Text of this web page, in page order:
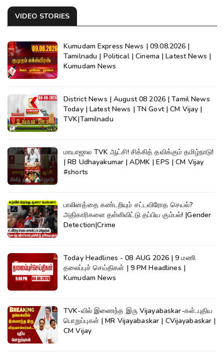
VIDEO STORIES
Kumudam Express News | 09.08.2026 |
Tamilnadu | Political | Cinema | Latest News |
Kumudam News
District News | August 08 2026 | Tamil News
Today | Latest News | TN Govt | CM Vijay |
TVK|Tamilnadu
மாயாஜால TVK ஆட்சி! சிக்கித் தவிக்கும் தமிழ்நாடு!
| RB Udhayakumar | ADMK | EPS | CM Vijay
#shorts
பாலினத்தை கண்டறியும் சட்டவிரோத செயல்?
அதிகாரிகளை தள்ளிவிட்டு தப்பிய கும்பல்! |Gender
Detection|Crime
Today Headlines - 08 AUG 2026 | 9 மணி
தலைப்புச் செய்திகள் | 9 PM Headlines |
Kumudam News
TVK-வில் இணைந்த இரு Vijayabaskar-கள்..புதிய
பொறுப்புகள் | MR Vijayabaskar | CVijayabaskar |
CM Vijay